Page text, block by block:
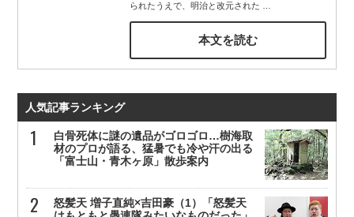
られたうえで、明治と改元された
本文を読む
人気記事ランキング
白骨死体に謎の遺品がゴロゴロ…樹海取
材のプロが語る、猛暑でも冷や汗の出る
「富士山・青木ヶ原」散歩案内
怒髪天 増子直純×吉田豪（1）「怒髪天